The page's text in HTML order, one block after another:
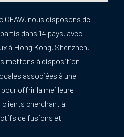
CFAW, nous disposons de
dans 14 pays, avec
à Hong Kong, Shenzhen,
mettons à disposition
associées à une
offrir la meilleure
cherchant à
de fusions et